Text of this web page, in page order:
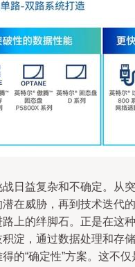
日益复杂和不确定。从突
在威胁，再到技术迭代的
上的绊脚石。正是在这种
淀，通过数据处理和存储
的“确定性”方案。这不仅